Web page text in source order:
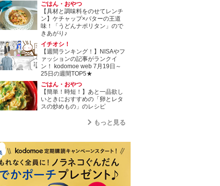
ごはん・おやつ
【具材と調味料をのせてレンチ
ン】ケチャップ×バターの王道
味！「うどんナポリタン」ので
きあがり♪
イチオシ！
【週間ランキング！】NISAやフ
ァッションの記事がランクイ
ン！ kodomoe web 7月19日～
25日の週間TOP5★
ごはん・おやつ
【簡単！時短！】あと一品欲し
いときにおすすめの「卵とレタ
スの炒めもの」のレシピ
もっと見る